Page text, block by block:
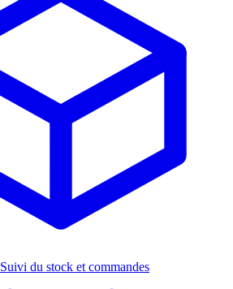
Suivi du stock et commandes